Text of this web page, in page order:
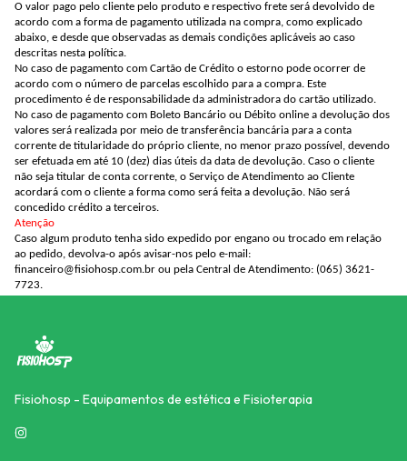
O valor pago pelo cliente pelo produto e respectivo frete será devolvido de
acordo com a forma de pagamento utilizada na compra, como explicado
abaixo, e desde que observadas as demais condições aplicáveis ao caso
descritas nesta política.
No caso de pagamento com Cartão de Crédito o estorno pode ocorrer de
acordo com o número de parcelas escolhido para a compra. Este
procedimento é de responsabilidade da administradora do cartão utilizado.
No caso de pagamento com Boleto Bancário ou Débito online a devolução dos
valores será realizada por meio de transferência bancária para a conta
corrente de titularidade do próprio cliente, no menor prazo possível, devendo
ser efetuada em até 10 (dez) dias úteis da data de devolução. Caso o cliente
não seja titular de conta corrente, o Serviço de Atendimento ao Cliente
acordará com o cliente a forma como será feita a devolução. Não será
concedido crédito a terceiros.
Atenção
Caso algum produto tenha sido expedido por engano ou trocado em relação
ao pedido, devolva-o após avisar-nos pelo e-mail:
financeiro@fisiohosp.com.br ou pela Central de Atendimento: (065) 3621-
7723.
Fisiohosp - Equipamentos de estética e Fisioterapia